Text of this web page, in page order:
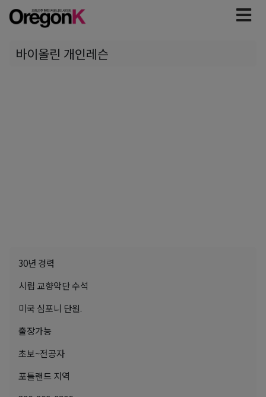
바이올린 개인레슨
30년 경력
시립 교향악단 수석
미국 심포니 단원.
출장가능
초보~전공자
포틀랜드 지역